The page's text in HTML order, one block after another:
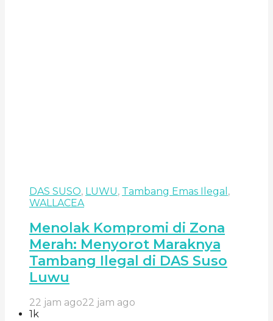
DAS SUSO, LUWU, Tambang Emas Ilegal ,
WALLACEA
Menolak Kompromi di Zona
Merah: Menyorot Maraknya
Tambang Ilegal di DAS Suso
Luwu
22 jam ago22 jam ago
1k